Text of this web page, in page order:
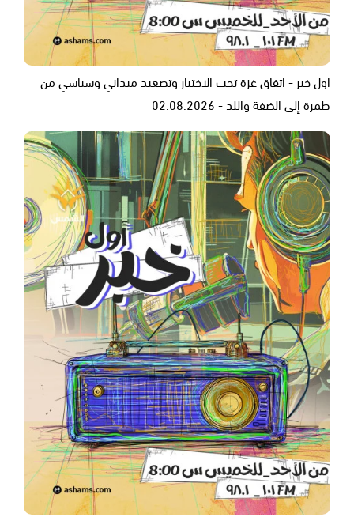
اول خبر - اتفاق غزة تحت الاختبار وتصعيد ميداني وسياسي من
طمرة إلى الضفة واللد - 02.08.2026